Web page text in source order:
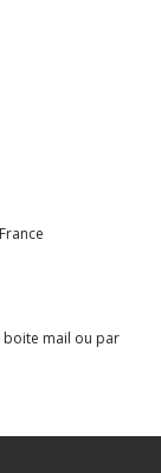
mail ou par